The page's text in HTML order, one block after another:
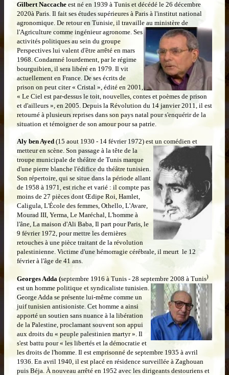
Gilbert Naccache est né en 1939 à Tunis et décédé le 26 décembre
2020à Paris. Il fait ses études supérieures à Paris à l'institut national
agronomique. De retour en Tunisie, il travaille au ministère de
l'Agriculture comme ingénieur agronome. Ses
activités politiques au sein du groupe
Perspectives lui valent d'être arrêté en mars
1968. Condamné lourdement, par le régime
bourguibien, il sera libéré en 1979. Il vit
actuellement en France. De ses écrits de
prison on peut citer « Cristal », édité en 2001,
« Le Ciel est par-dessus le toit, nouvelles, contes et poèmes de prison
et d'ailleurs », en 2005. Depuis la Révolution du 14 janvier 2011, il est
retourné à plusieurs reprises dans son pays natal pour s'enquérir de la
situation et témoigner de son amour pour sa patrie.
Aly ben Ayed (15 aout 1930 - 14 février 1972) est un comédien et
metteur en scène. Son passage à la tête de la
troupe municipale de théâtre de Tunis marque
d'une pierre blanche l'édifice du théâtre tunisien.
Son répertoire, qui se situe dans la période allant
de 1958 à 1971, est riche et varié : il compte pas
moins de 27 pièces dont Œdipe Roi, Hamlet,
Caligula, L'École des femmes, Othello, L'Avare,
Mourad III, Yerma, Le Maréchal, L'homme à
l'âne, La maison d'Ali Baba, Il part pour Paris, le
9 février 1 972, pour mettre les dernières
retouches à une pièce traitant de la révolution
palestinienne. Victime d'une hémorragie cérébrale, il meurt le 12
février à l'âge de 41 ans.
Georges Adda (septembre 1916 à Tunis - 28 septembre 2008 à Tunis)
est un homme politique et syndicaliste tunisien.
George Adda se présente lui-même comme un
juif tunisien antisioniste. Cet homme a ainsi
apporté un soutien sans nuance à la libération
de la Palestine, proclamant souvent son appui
aux droits du « peuple palestinien martyr ». Il
s'est battu pour « les libertés et la démocratie et
les droits de l'homme. Il est emprisonné de septembre 1935 à avril
1936. En avril 1940, il est placé en résidence surveillée à Zaghouan
puis Béja. À nouveau arrêté en 1952 avec les dirigeants destouriens et